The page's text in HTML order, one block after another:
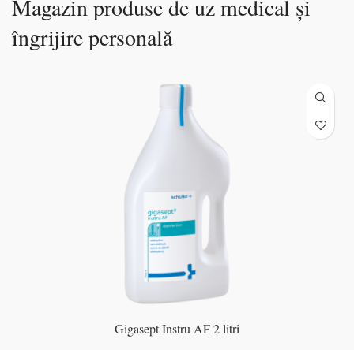
Magazin produse de uz medical și
îngrijire personală
Gigasept Instru AF 2 litri